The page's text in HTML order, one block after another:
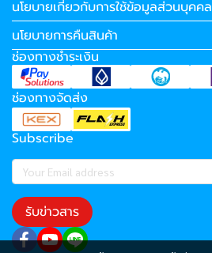
นโยบายเกี่ยวกับการใช้ข้อมูลส่วนบุคคล
นโยบายการคืนสินค้า
ช่องทางชำระเงิน
ช่องทางจัดส่ง
Subscribe
รับข่าวสาร